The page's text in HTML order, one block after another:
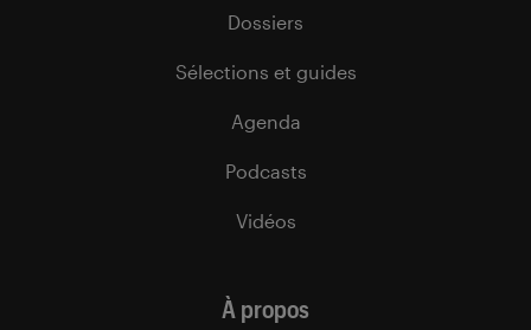
Dossiers
Sélections et guides
Agenda
Podcasts
Vidéos
À propos